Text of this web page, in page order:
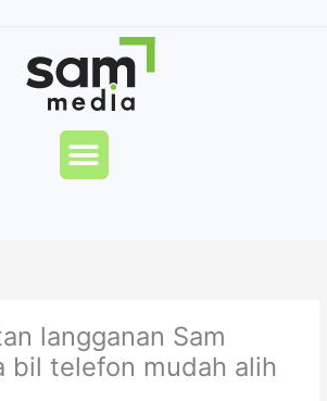
Menu
langganan Sam
bil telefon mudah alih